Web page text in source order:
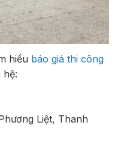
hiểu báo giá thi công
hệ:
Liệt, Thanh